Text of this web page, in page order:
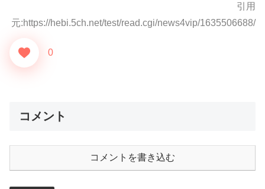
引用
元:https://hebi.5ch.net/test/read.cgi/news4vip/1635506688/
0
コメント
コメントを書き込む